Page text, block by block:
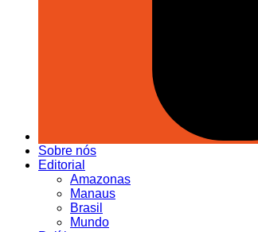
Sobre nós
Editorial
Amazonas
Manaus
Brasil
Mundo